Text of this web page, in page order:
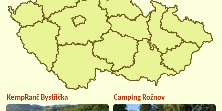
KempRanč Bystřička Camping Rožnov